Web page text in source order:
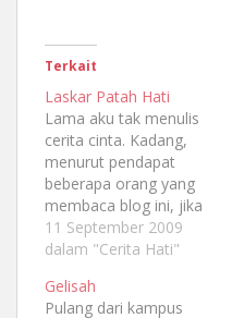
Terkait
Laskar Patah Hati
Lama aku tak menulis
cerita cinta. Kadang,
menurut pendapat
beberapa orang yang
membaca blog ini, jika
aku telah menulis cerita
cinta, entah itu
mereka merasa
11 September 2009
dalam "Cerita Hati"
Gelisah
Pulang dari kampus